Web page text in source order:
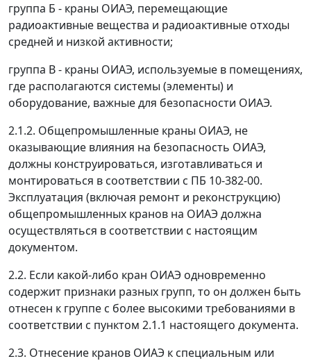
группа Б - краны ОИАЭ, перемещающие
радиоактивные вещества и радиоактивные отходы
средней и низкой активности;
группа В - краны ОИАЭ, используемые в помещениях,
где располагаются системы (элементы) и
оборудование, важные для безопасности ОИАЭ.
2.1.2. Общепромышленные краны ОИАЭ, не
оказывающие влияния на безопасность ОИАЭ,
должны конструироваться, изготавливаться и
монтироваться в соответствии с ПБ 10-382-00.
Эксплуатация (включая ремонт и реконструкцию)
общепромышленных кранов на ОИАЭ должна
осуществляться в соответствии с настоящим
документом.
2.2. Если какой-либо кран ОИАЭ одновременно
содержит признаки разных групп, то он должен быть
отнесен к группе с более высокими требованиями в
соответствии с пунктом 2.1.1 настоящего документа.
2.3. Отнесение кранов ОИАЭ к специальным или